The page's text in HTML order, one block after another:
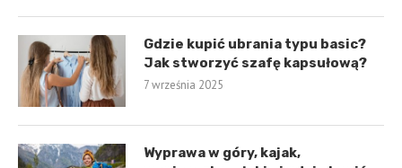
Gdzie kupić ubrania typu basic?
Jak stworzyć szafę kapsułową?
7 września 2025
Wyprawa w góry, kajak,